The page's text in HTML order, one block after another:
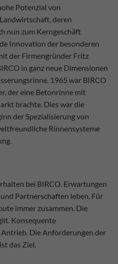
Potenzial von
deren
nun zum Kerngeschäft
Innovation der besonderen
der Firmengründer Fritz
in ganz neue Dimensionen
1965 war BIRCO
der eine Betonrinne mit
brachte. Dies war die
der Spezialisierung von
Rinnensysteme
bei BIRCO. Erwartungen
Partnerschaften leben. Für
immer zusammen. Die
Konsequente
Die Anforderungen der
das Ziel.